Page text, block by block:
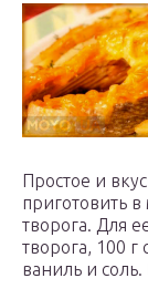
Простое и
приготовить
творога. Для
творога, 100 г
ваниль и